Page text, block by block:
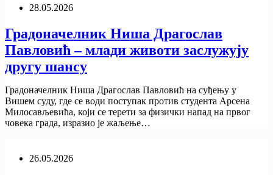
28.05.2026
Градоначелник Ниша Драгослав
Павловић – млади животи заслужују
другу шансу
Градоначелник Ниша Драгослав Павловић на суђењу у
Вишем суду, где се води поступак против студента Арсена
Милосављевића, који се терети за физички напад на првог
човека града, изразио је жаљење…
26.05.2026